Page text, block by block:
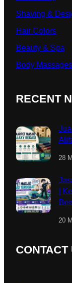
Shaving &
Hair Colors
Beauty & Spa
Body Massages
RECENT
28
|
20
CONTACT